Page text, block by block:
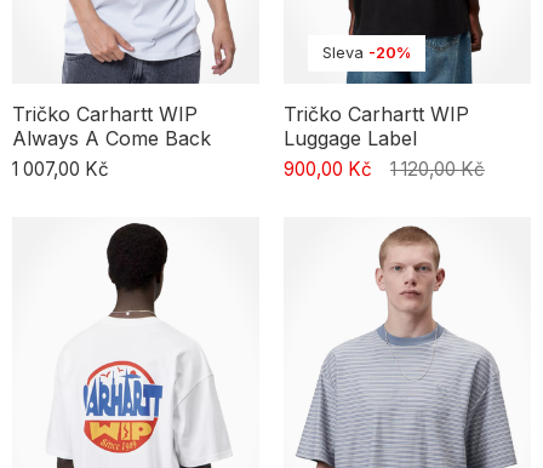
Tričko Carhartt WIP
Always A Come Back
1 007,00 Kč
Sleva -20%
Tričko Carhartt WIP
Luggage Label
900,00 Kč 1 120,00 Kč